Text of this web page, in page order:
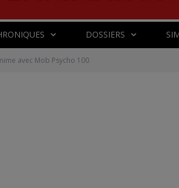
DOSSIERS
avec Mob Psycho 100